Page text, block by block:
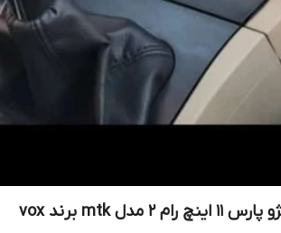
مانیتور اندروید پژو پارس ۱۱ اینچ رام ۲ مدل mtk برند vox